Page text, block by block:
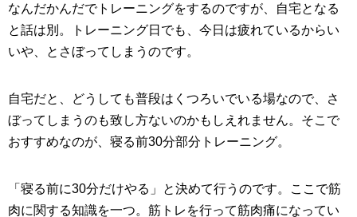
なんだかんだでトレーニングをするのですが、自宅となる
と話は別。トレーニング日でも、今日は疲れているからい
いや、とさぼってしまうのです。
自宅だと、どうしても普段はくつろいでいる場なので、さ
ぼってしまうのも致し方ないのかもしえれません。そこで
おすすめなのが、寝る前30分部分トレーニング。
「寝る前に30分だけやる」と決めて行うのです。ここで筋
肉に関する知識を一つ。筋トレを行って筋肉痛になってい